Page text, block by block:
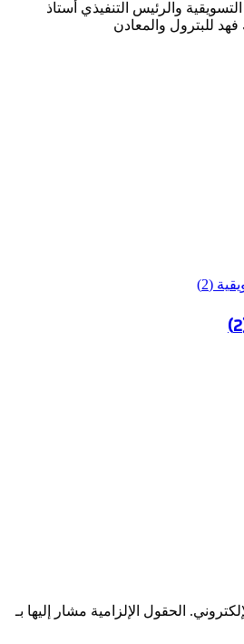
والرئيس التنفيذي أستاذ
للبترول والمعادن
الحقول الإلزامية مشار إليها بـ